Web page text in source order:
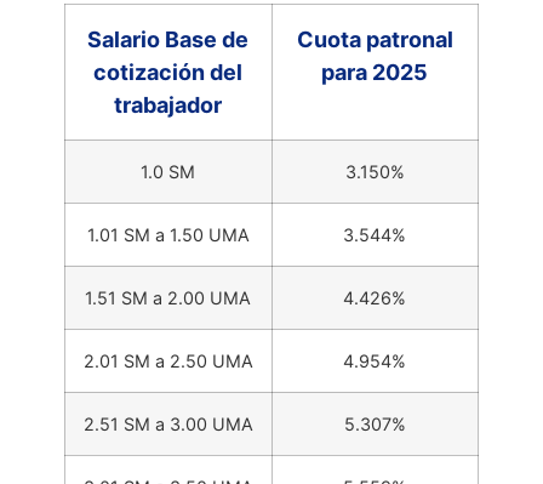
Salario Base de
cotización del
trabajador
Cuota patronal
para 2025
1.0 SM 3.150%
1.01 SM a 1.50 UMA 3.544%
1.51 SM a 2.00 UMA 4.426%
2.01 SM a 2.50 UMA 4.954%
2.51 SM a 3.00 UMA 5.307%